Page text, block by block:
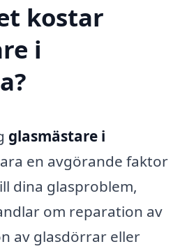
kostar
i
glasmästare i
en avgörande faktor
dina glasproblem,
om reparation av
av glasdörrar eller